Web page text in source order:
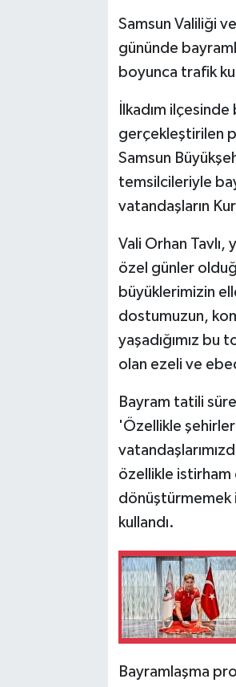
Samsun Valiliği
gününde
boyunca trafik
İlkadım
gerçekleştirilen
Samsun
temsilcileriyle
vatandaşların
Vali Orhan Tavlı,
özel günler
büyüklerimizin
dostumuzun,
yaşadığımız
olan ezeli ve
Bayram tatili
'Özellikle
özellikle
dönüştürmemek
kullandı.
Bayramlaşma